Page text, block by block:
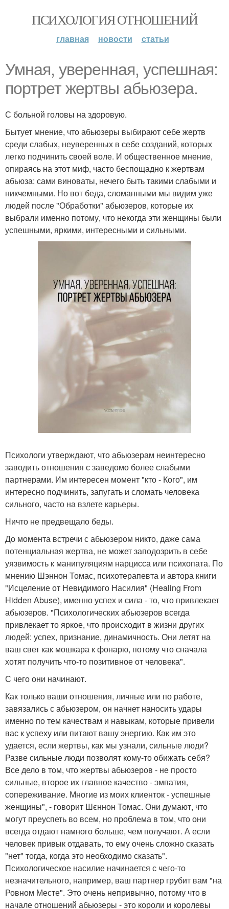
ПСИХОЛОГИЯ ОТНОШЕНИЙ
главная новости статьи
Умная, уверенная, успешная:
портрет жертвы абьюзера.
С больной головы на здоровую.
Бытует мнение, что абьюзеры выбирают себе жертв
среди слабых, неуверенных в себе созданий, которых
легко подчинить своей воле. И общественное мнение,
опираясь на этот миф, часто беспощадно к жертвам
абьюза: сами виноваты, нечего быть такими слабыми и
никчемными. Но вот беда, сломанными мы видим уже
людей после "Обработки" абьюзеров, которые их
выбрали именно потому, что некогда эти женщины были
успешными, яркими, интересными и сильными.
Психологи утверждают, что абьюзерам неинтересно
заводить отношения с заведомо более слабыми
партнерами. Им интересен момент "кто - Кого", им
интересно подчинить, запугать и сломать человека
сильного, часто на взлете карьеры.
Ничто не предвещало беды.
До момента встречи с абьюзером никто, даже сама
потенциальная жертва, не может заподозрить в себе
уязвимость к манипуляциям нарцисса или психопата. По
мнению Шэннон Томас, психотерапевта и автора книги
"Исцеление от Невидимого Насилия" (Healing From
Hidden Abuse), именно успех и сила - то, что привлекает
абьюзеров. "Психологических абьюзеров всегда
привлекает то яркое, что происходит в жизни других
людей: успех, признание, динамичность. Они летят на
ваш свет как мошкара к фонарю, потому что сначала
хотят получить что-то позитивное от человека".
С чего они начинают.
Как только ваши отношения, личные или по работе,
завязались с абьюзером, он начнет наносить удары
именно по тем качествам и навыкам, которые привели
вас к успеху или питают вашу энергию. Как им это
удается, если жертвы, как мы узнали, сильные люди?
Разве сильные люди позволят кому-то обижать себя?
Все дело в том, что жертвы абьюзеров - не просто
сильные, второе их главное качество - эмпатия,
сопереживание. Многие из моих клиенток - успешные
женщины", - говорит Шєннон Томас. Они думают, что
могут преуспеть во всем, но проблема в том, что они
всегда отдают намного больше, чем получают. А если
человек привык отдавать, то ему очень сложно сказать
"нет" тогда, когда это необходимо сказать".
Психологическое насилие начинается с чего-то
незначительного, например, ваш партнер грубит вам "на
Ровном Месте". Это очень непривычно, потому что в
начале отношений абьюзеры - это короли и королевы